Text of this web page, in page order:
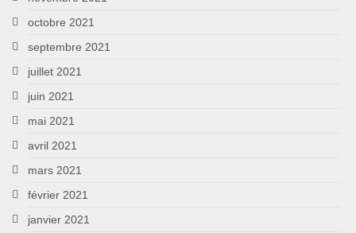
octobre 2021
septembre 2021
juillet 2021
juin 2021
mai 2021
avril 2021
mars 2021
février 2021
janvier 2021